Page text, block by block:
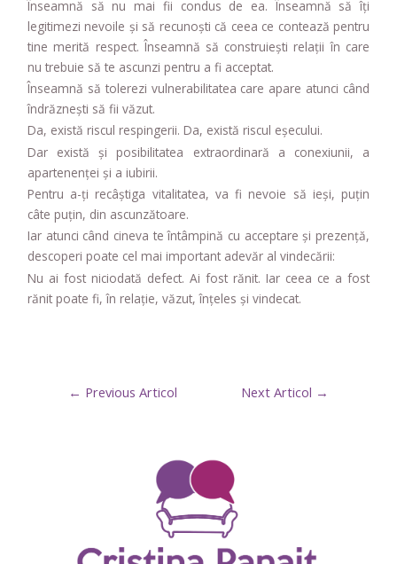
Înseamnă să nu mai fii condus de ea. Înseamnă să îți
legitimezi nevoile și să recunoști că ceea ce contează pentru
tine merită respect. Înseamnă să construiești relații în care
nu trebuie să te ascunzi pentru a fi acceptat.
Înseamnă să tolerezi vulnerabilitatea care apare atunci când
îndrăznești să fii văzut.
Da, există riscul respingerii. Da, există riscul eșecului.
Dar există și posibilitatea extraordinară a conexiunii, a
apartenenței și a iubirii.
Pentru a-ți recâștiga vitalitatea, va fi nevoie să ieși, puțin
câte puțin, din ascunzătoare.
Iar atunci când cineva te întâmpină cu acceptare și prezență,
descoperi poate cel mai important adevăr al vindecării:
Nu ai fost niciodată defect. Ai fost rănit. Iar ceea ce a fost
rănit poate fi, în relație, văzut, înțeles și vindecat.
← Previous Articol Next Articol →